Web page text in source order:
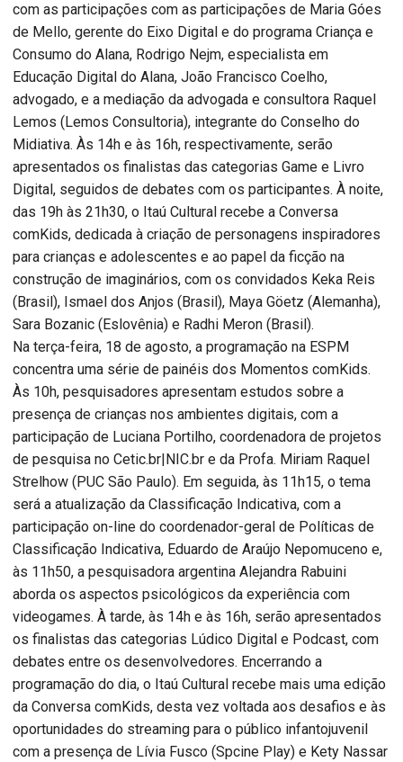
com as participações com as participações de Maria Góes
de Mello, gerente do Eixo Digital e do programa Criança e
Consumo do Alana, Rodrigo Nejm, especialista em
Educação Digital do Alana, João Francisco Coelho,
advogado, e a mediação da advogada e consultora Raquel
Lemos (Lemos Consultoria), integrante do Conselho do
Midiativa. Às 14h e às 16h, respectivamente, serão
apresentados os finalistas das categorias Game e Livro
Digital, seguidos de debates com os participantes. À noite,
das 19h às 21h30, o Itaú Cultural recebe a Conversa
comKids, dedicada à criação de personagens inspiradores
para crianças e adolescentes e ao papel da ficção na
construção de imaginários, com os convidados Keka Reis
(Brasil), Ismael dos Anjos (Brasil), Maya Göetz (Alemanha),
Sara Bozanic (Eslovênia) e Radhi Meron (Brasil).
Na terça-feira, 18 de agosto, a programação na ESPM
concentra uma série de painéis dos Momentos comKids.
Às 10h, pesquisadores apresentam estudos sobre a
presença de crianças nos ambientes digitais, com a
participação de Luciana Portilho, coordenadora de projetos
de pesquisa no Cetic.br|NIC.br e da Profa. Miriam Raquel
Strelhow (PUC São Paulo). Em seguida, às 11h15, o tema
será a atualização da Classificação Indicativa, com a
participação on-line do coordenador-geral de Políticas de
Classificação Indicativa, Eduardo de Araújo Nepomuceno e,
às 11h50, a pesquisadora argentina Alejandra Rabuini
aborda os aspectos psicológicos da experiência com
videogames. À tarde, às 14h e às 16h, serão apresentados
os finalistas das categorias Lúdico Digital e Podcast, com
debates entre os desenvolvedores. Encerrando a
programação do dia, o Itaú Cultural recebe mais uma edição
da Conversa comKids, desta vez voltada aos desafios e às
oportunidades do streaming para o público infantojuvenil
com a presença de Lívia Fusco (Spcine Play) e Kety Nassar